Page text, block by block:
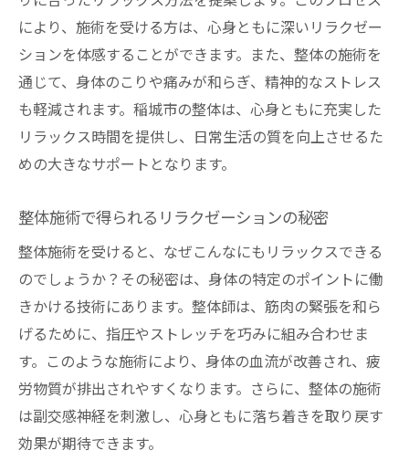
整体で得る心身のリフレッシュ効果
稲城市の整体で心身をリフレッシュ
整体で心身をリフレッシュするコツ
稲城市の整体が提供するリフレッシュ体験
整体施術で疲れた身体をリセット
心身を癒す整体の特別な施術方法
稲城市の整体で味わう新鮮なリラクゼーシ
リラックスできる整体体験を稲城市で
リラックスを促す整体の秘密
稲城市で受ける整体のリラックス効果
整体を通じて得られる深いリラックス
心身ともにリラックスできる整体の魅力
稲城市で体験する整体のリラックス効果
により、施術を受ける方は、心身ともに深いリラクゼー
ションを体感することができます。また、整体の施術を
通じて、身体のこりや痛みが和らぎ、精神的なストレス
も軽減されます。稲城市の整体は、心身ともに充実した
リラックス時間を提供し、日常生活の質を向上させるた
めの大きなサポートとなります。
整体施術で得られるリラクゼーションの秘密
整体施術を受けると、なぜこんなにもリラックスできる
のでしょうか？その秘密は、身体の特定のポイントに働
きかける技術にあります。整体師は、筋肉の緊張を和ら
げるために、指圧やストレッチを巧みに組み合わせま
す。このような施術により、身体の血流が改善され、疲
労物質が排出されやすくなります。さらに、整体の施術
は副交感神経を刺激し、心身ともに落ち着きを取り戻す
効果が期待できます。